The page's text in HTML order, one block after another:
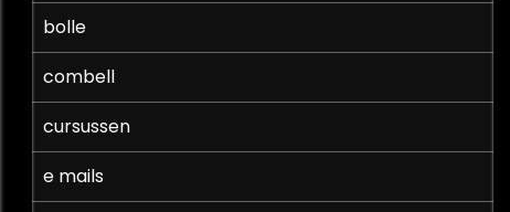
bolle
combell
cursussen
e mails